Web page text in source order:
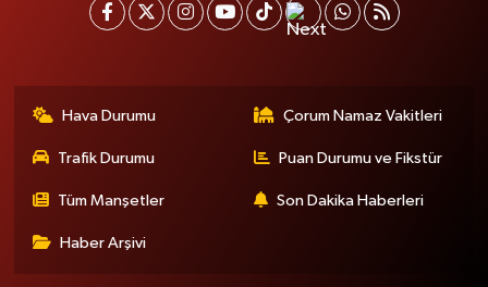
Hava Durumu Çorum Namaz Vakitleri
Trafik Durumu Puan Durumu ve Fikstür
Tüm Manşetler Son Dakika Haberleri
Haber Arşivi